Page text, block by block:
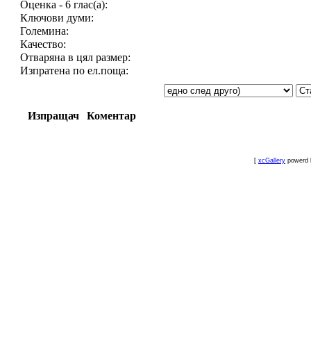
Оценка - 6 глас(а):
Ключови думи:
Големина:
Качество:
Отваряна в цял размер:
Изпратена по ел.поща:
Изпращач Коментар
[ xcGallery